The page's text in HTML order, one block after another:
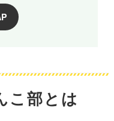
こ部とは